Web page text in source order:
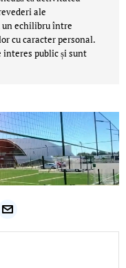
ale
un echilibru între
cu caracter personal.
public și sunt